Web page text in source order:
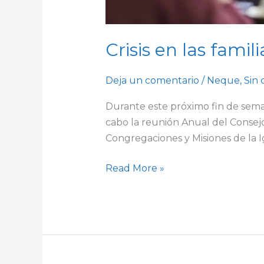
Crisis en las
Deja un comentario / Neque, Sin
Durante este próximo fin de
cabo la reunión Anual del
Congregaciones y Misiones de la
Read More »